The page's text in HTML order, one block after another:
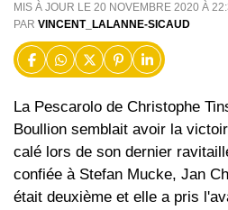
MIS À JOUR LE 20 NOVEMBRE 2020 À
PAR VINCENT_LALANNE-SICAUD
La Pescarolo de Christophe
Boullion semblait avoir la
calé lors de son dernier
confiée à Stefan Mucke, Jan
était deuxième et elle a pris